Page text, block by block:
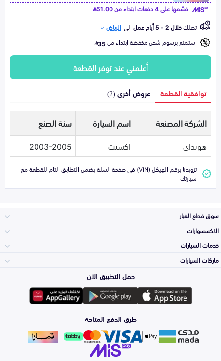
قسّمها على 4 دفعات ابتداء من
51.00
تصلكخلال 2 - 5 أيام عمل الى الرياض
استمتع برسوم شحن مخفضة ابتداء من35
أعلمني عند توفر القطعة
توافقية القطعة عروض أخرى (2)
الشركة المصنعة اسم السيارة
سنة الصنع
هونداي
اكسنت 2003-2005
تزويدنا برقم الهيكل (VIN) في صفحة السلة يضمن التطابق التام للقطعة مع
سيارتك
سوق قطع الغيار
المكائن، القيرات
وملحقاتها
الشمعات
والاصطبات (الاضاءة)
الاكسسوارات
لوازم الرحلات
اكسسوارات العناية
خدمات السيارات
الأكثر مبيعاً
التلميع والعناية
ماركات السيارات
تويوتا
هيونداي
حمل التطبيق الان
طرق الدفع المتاحة